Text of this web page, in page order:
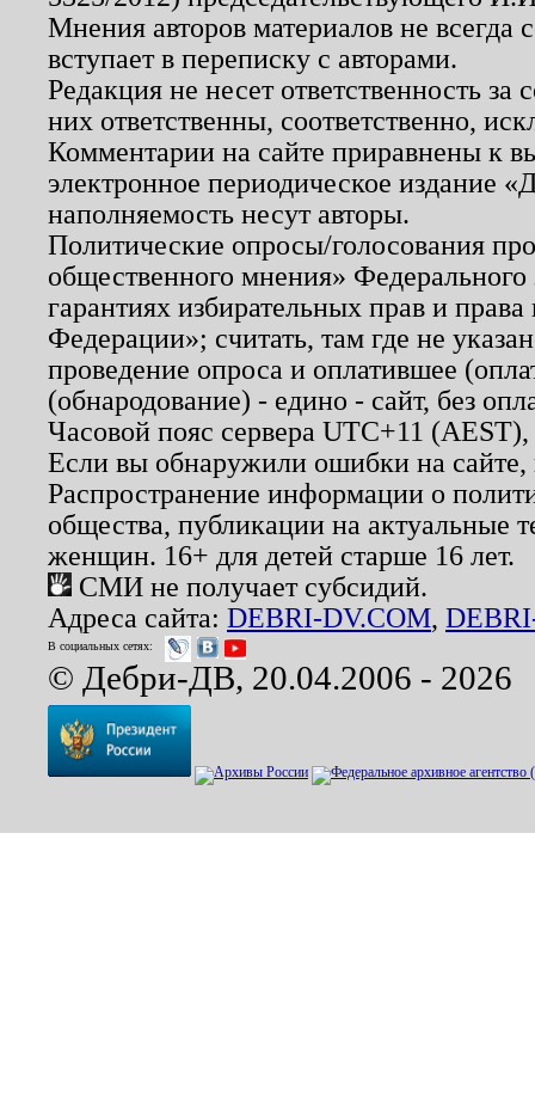
Мнения авторов материалов не
вступает в переписку с авторами.
Редакция не несет ответственность
них ответственны, соответственно,
Комментарии на сайте приравнены к
электронное периодическое издание
наполняемость несут авторы.
Политические опросы/голосования
общественного мнения»
гарантиях избирательных прав и
Федерации»; считать, там где не
проведение опроса и оплатившее
(обнародование) - едино - сайт, без
Часовой пояс сервера UTC+11
Если вы обнаружили ошибки на
Распространение информации о
общества, публикации на актуальные
женщин. 16+ для детей старше 16 лет.
СМИ не получает субсидий.
Адреса сайта: DEBRI-DV.COM,
В социальных сетях:
© Дебри-ДВ, 20.04.2006 - 2026